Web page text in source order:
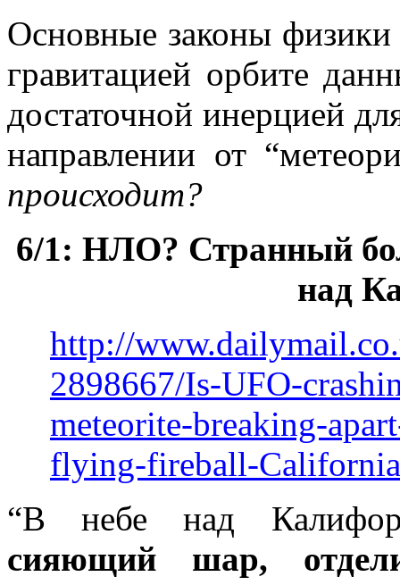
Основные законы физики
гравитацией орбите
достаточной инерцией
направлении от
происходит?
6/1: НЛО? Странный
над
http://
2898667/Is-UFO-
meteorite-breaking-
flying-fireball-
“В небе над
сияющий шар,